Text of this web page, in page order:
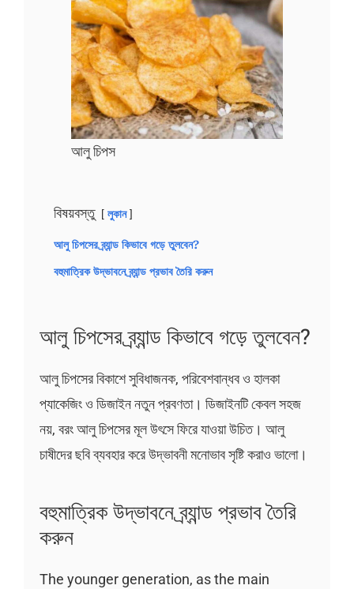
আলু চিপস
বিষয়বস্তু লুকান
আলু চিপসের ব্র্যান্ড কিভাবে গড়ে তুলবেন?
বহুমাত্রিক উদ্ভাবনে ব্র্যান্ড প্রভাব তৈরি করুন
আলু চিপসের ব্র্যান্ড কিভাবে গড়ে তুলবেন?
আলু চিপসের বিকাশে সুবিধাজনক, পরিবেশবান্ধব ও হালকা
প্যাকেজিং ও ডিজাইন নতুন প্রবণতা। ডিজাইনটি কেবল সহজ
নয়, বরং আলু চিপসের মূল উৎসে ফিরে যাওয়া উচিত। আলু
চাষীদের ছবি ব্যবহার করে উদ্ভাবনী মনোভাব সৃষ্টি করাও ভালো।
বহুমাত্রিক উদ্ভাবনে ব্র্যান্ড প্রভাব তৈরি
করুন
The younger generation, as the main